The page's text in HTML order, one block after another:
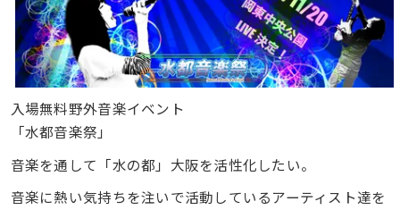
入場無料野外音楽イベント
「水都音楽祭」
音楽を通して「水の都」大阪を活性化したい。
音楽に熱い気持ちを注いで活動しているアーティスト達を